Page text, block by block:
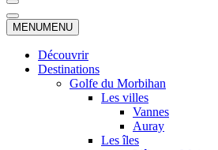
Menu
de
navigation
Menu
de
MENUMENU
Découvrir
Destinations
Golfe du Morbihan
Les villes
Vannes
Auray
Les îles